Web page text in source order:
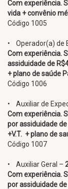
Com experiência.
vida + convênio
Código 1005
• Operador(a) de
Com experiência.
assiduidade de
+ plano de saúde
Código 1006
• Auxiliar de
Com experiência.
por assiduidade
+V.T. + plano de
Código 1007
• Auxiliar Geral –
Com experiência.
por assiduidade